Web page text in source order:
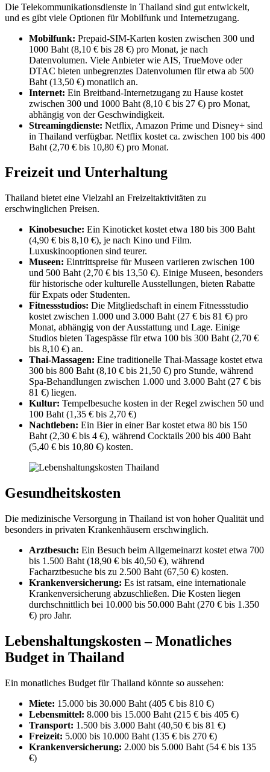
Die Telekommunikationsdienste in Thailand sind gut entwickelt,
und es gibt viele Optionen für Mobilfunk und Internetzugang.
Mobilfunk: Prepaid-SIM-Karten kosten zwischen 300 und
1000 Baht (8,10 € bis 28 €) pro Monat, je nach
Datenvolumen. Viele Anbieter wie AIS, TrueMove oder
DTAC bieten unbegrenztes Datenvolumen für etwa ab 500
Baht (13,50 €) monatlich an.
Internet: Ein Breitband-Internetzugang zu Hause kostet
zwischen 300 und 1000 Baht (8,10 € bis 27 €) pro Monat,
abhängig von der Geschwindigkeit.
Streamingdienste: Netflix, Amazon Prime und Disney+ sind
in Thailand verfügbar. Netflix kostet ca. zwischen 100 bis 400
Baht (2,70 € bis 10,80 €) pro Monat.
Freizeit und Unterhaltung
Thailand bietet eine Vielzahl an Freizeitaktivitäten zu
erschwinglichen Preisen.
Kinobesuche: Ein Kinoticket kostet etwa 180 bis 300 Baht
(4,90 € bis 8,10 €), je nach Kino und Film.
Luxuskinooptionen sind teurer.
Museen: Eintrittspreise für Museen variieren zwischen 100
und 500 Baht (2,70 € bis 13,50 €). Einige Museen, besonders
für historische oder kulturelle Ausstellungen, bieten Rabatte
für Expats oder Studenten.
Fitnessstudios: Die Mitgliedschaft in einem Fitnessstudio
kostet zwischen 1.000 und 3.000 Baht (27 € bis 81 €) pro
Monat, abhängig von der Ausstattung und Lage. Einige
Studios bieten Tagespässe für etwa 100 bis 300 Baht (2,70 €
bis 8,10 €) an.
Thai-Massagen: Eine traditionelle Thai-Massage kostet etwa
300 bis 800 Baht (8,10 € bis 21,50 €) pro Stunde, während
Spa-Behandlungen zwischen 1.000 und 3.000 Baht (27 € bis
81 €) liegen.
Kultur: Tempelbesuche kosten in der Regel zwischen 50 und
100 Baht (1,35 € bis 2,70 €)
Nachtleben: Ein Bier in einer Bar kostet etwa 80 bis 150
Baht (2,30 € bis 4 €), während Cocktails 200 bis 400 Baht
(5,40 € bis 10,80 €) kosten.
Gesundheitskosten
Die medizinische Versorgung in Thailand ist von hoher Qualität und
besonders in privaten Krankenhäusern erschwinglich.
Arztbesuch: Ein Besuch beim Allgemeinarzt kostet etwa 700
bis 1.500 Baht (18,90 € bis 40,50 €), während
Facharztbesuche bis zu 2.500 Baht (67,50 €) kosten.
Krankenversicherung: Es ist ratsam, eine internationale
Krankenversicherung abzuschließen. Die Kosten liegen
durchschnittlich bei 10.000 bis 50.000 Baht (270 € bis 1.350
€) pro Jahr.
Lebenshaltungskosten – Monatliches
Budget in Thailand
Ein monatliches Budget für Thailand könnte so aussehen:
Miete: 15.000 bis 30.000 Baht (405 € bis 810 €)
Lebensmittel: 8.000 bis 15.000 Baht (215 € bis 405 €)
Transport: 1.500 bis 3.000 Baht (40,50 € bis 81 €)
Freizeit: 5.000 bis 10.000 Baht (135 € bis 270 €)
Krankenversicherung: 2.000 bis 5.000 Baht (54 € bis 135
€)